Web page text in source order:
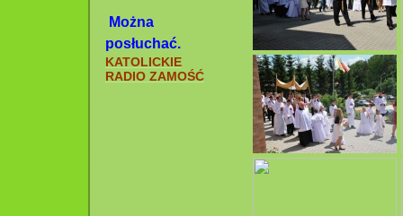
Można
posłuchać.
KATOLICKIE
RADIO ZAMOŚĆ